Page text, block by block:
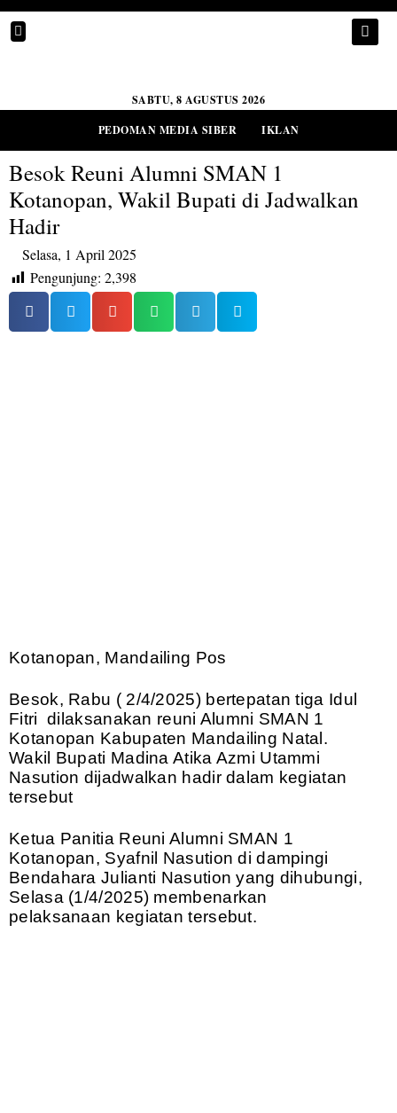
SABTU, 8 AGUSTUS 2026
PEDOMAN MEDIA SIBER
IKLAN
Besok Reuni Alumni SMAN 1
Kotanopan, Wakil Bupati di Jadwalkan
Hadir
Selasa, 1 April 2025
Pengunjung: 2,398
Kotanopan, Mandailing Pos
Besok, Rabu ( 2/4/2025) bertepatan tiga Idul
Fitri dilaksanakan reuni Alumni SMAN 1
Kotanopan Kabupaten Mandailing Natal.
Wakil Bupati Madina Atika Azmi Utammi
Nasution dijadwalkan hadir dalam kegiatan
tersebut
Ketua Panitia Reuni Alumni SMAN 1
Kotanopan, Syafnil Nasution di dampingi
Bendahara Julianti Nasution yang dihubungi,
Selasa (1/4/2025) membenarkan
pelaksanaan kegiatan tersebut.